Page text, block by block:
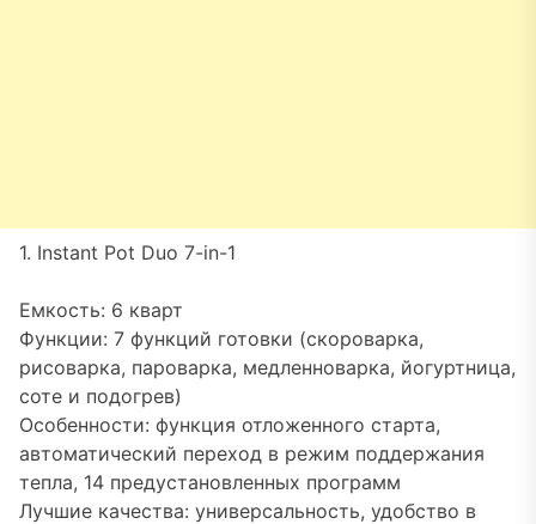
1. Instant Pot Duo 7-in-1
Емкость: 6 кварт
Функции: 7 функций готовки (скороварка,
рисоварка, пароварка, медленноварка, йогуртница,
соте и подогрев)
Особенности: функция отложенного старта,
автоматический переход в режим поддержания
тепла, 14 предустановленных программ
Лучшие качества: универсальность, удобство в